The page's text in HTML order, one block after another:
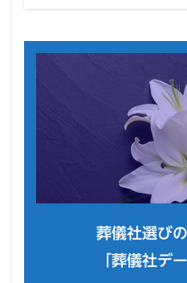
葬儀社選び
「葬儀社デ